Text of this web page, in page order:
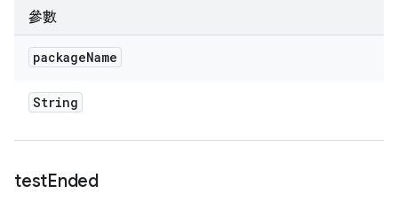
參數
packageName
String
testEnded